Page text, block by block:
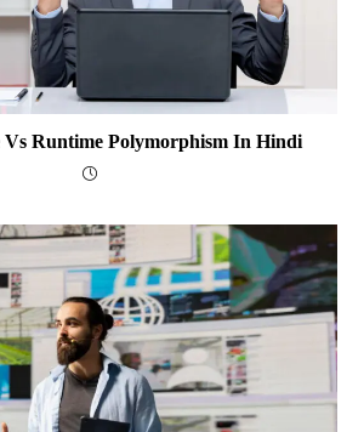
Vs Runtime Polymorphism In Hindi